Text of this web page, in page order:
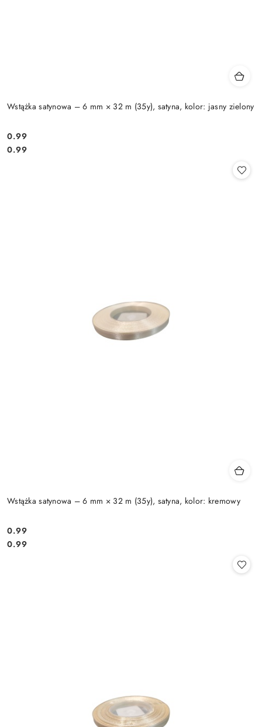
Wstążka satynowa – 6 mm × 32 m (35y), satyna, kolor: jasny zielony
Cena:
0.99
Cena:
0.99
Wstążka satynowa – 6 mm × 32 m (35y), satyna, kolor: kremowy
Cena:
0.99
Cena:
0.99